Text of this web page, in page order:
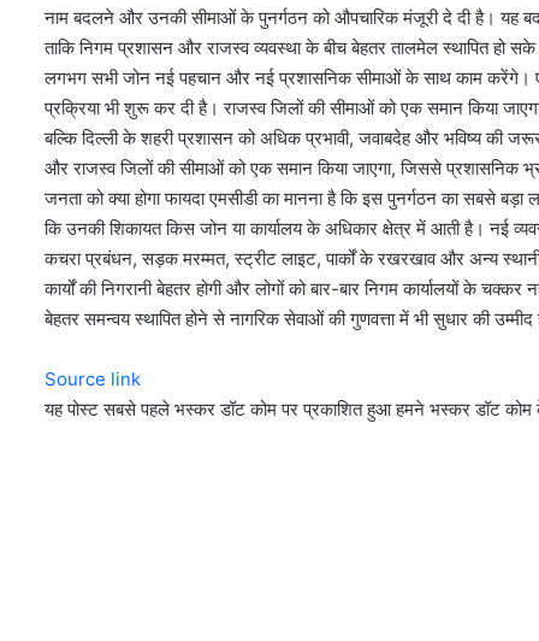
नाम बदलने और उनकी सीमाओं के पुनर्गठन को औपचारिक मंजूरी दे दी है। यह
ताकि निगम प्रशासन और राजस्व व्यवस्था के बीच बेहतर तालमेल स्थापित
लगभग सभी जोन नई पहचान और नई प्रशासनिक सीमाओं के साथ काम करेंगे।
प्रक्रिया भी शुरू कर दी है। राजस्व जिलों की सीमाओं को एक समान किया
बल्कि दिल्ली के शहरी प्रशासन को अधिक प्रभावी, जवाबदेह और भविष्य की
और राजस्व जिलों की सीमाओं को एक समान किया जाएगा, जिससे प्रशासनिक
जनता को क्या होगा फायदा एमसीडी का मानना है कि इस पुनर्गठन का सबसे
कि उनकी शिकायत किस जोन या कार्यालय के अधिकार क्षेत्र में आती है। नई
कचरा प्रबंधन, सड़क मरम्मत, स्ट्रीट लाइट, पार्कों के रखरखाव और अन्य
कार्यों की निगरानी बेहतर होगी और लोगों को बार-बार निगम कार्यालयों के
बेहतर समन्वय स्थापित होने से नागरिक सेवाओं की गुणवत्ता में भी सुधार की उम्मीद
Source link
यह पोस्ट सबसे पहले भस्कर डॉट कोम पर प्रकाशित हुआ हमने भस्कर डॉट